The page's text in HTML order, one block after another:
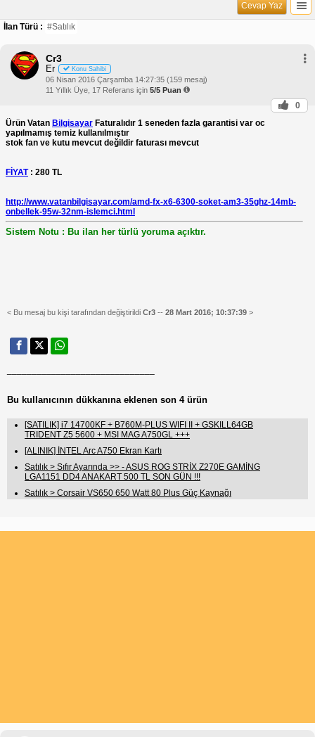
Cevap Yaz
İlan Türü : #Satılık
Cr3
Er Konu Sahibi
06 Nisan 2016 Çarşamba 14:27:35 (159 mesaj)
11 Yıllık Üye, 17 Referans için 5/5 Puan
0
Ürün Vatan Bilgisayar Faturalıdır 1 seneden fazla garantisi var oc
yapılmamış temiz kullanılmıştır
stok fan ve kutu mevcut değildir faturası mevcut
FİYAT: 280 TL
http://www.vatanbilgisayar.com/amd-fx-x6-6300-soket-am3-35ghz-14mb-
onbellek-95w-32nm-islemci.html
Sistem Notu : Bu ilan her türlü yoruma açıktır.
< Bu mesaj bu kişi tarafından değiştirildi Cr3 -- 28 Mart 2016; 10:37:39 >
Bu kullanıcının dükkanına eklenen son 4 ürün
[SATILIK] i7 14700KF + B760M-PLUS WIFI II + GSKILL64GB
TRIDENT Z5 5600 + MSI MAG A750GL +++
[ALINIK] İNTEL Arc A750 Ekran Kartı
Satılık > Sıfır Ayarında >> - ASUS ROG STRİX Z270E GAMİNG
LGA1151 DD4 ANAKART 500 TL SON GÜN !!!
Satılık > Corsair VS650 650 Watt 80 Plus Güç Kaynağı